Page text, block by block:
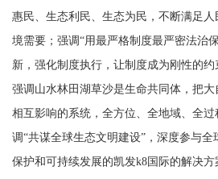
惠民、生态利民、生态为民，不断满足
境需要；强调“用最严格制度最严密法治
新，强化制度执行，让制度成为刚性的约
强调山水林田湖草沙是生命共同体，把大
相互影响的系统，全方位、全地域、全
调“共谋全球生态文明建设”，深度参与
保护和可持续发展的凯发k8国际的解决